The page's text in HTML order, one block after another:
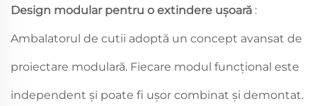
Design modular pentru o extindere ușoară :
Ambalatorul de cutii adoptă un concept avansat de
proiectare modulară. Fiecare modul funcțional este
independent și poate fi ușor combinat și demontat.